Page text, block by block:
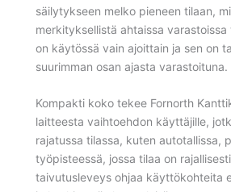
säilytykseen melko pieneen tilaan,
merkityksellistä ahtaissa varastoissa
on käytössä vain ajoittain ja sen on
suurimman osan ajasta varastoituna.
Kompakti koko tekee Fornorth
laitteesta vaihtoehdon käyttäjille,
rajatussa tilassa, kuten autotallissa,
työpisteessä, jossa tilaa on
taivutusleveys ohjaa käyttökohteita